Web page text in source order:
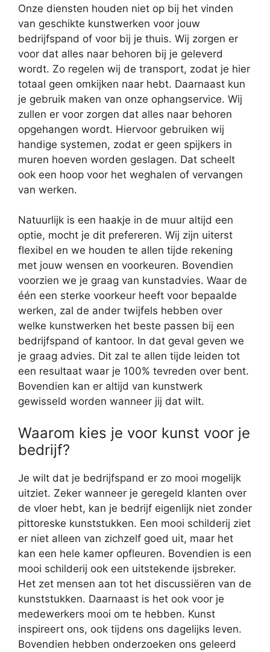
Onze diensten houden niet op bij het vinden
van geschikte kunstwerken voor jouw
bedrijfspand of voor bij je thuis. Wij zorgen er
voor dat alles naar behoren bij je geleverd
wordt. Zo regelen wij de transport, zodat je hier
totaal geen omkijken naar hebt. Daarnaast kun
je gebruik maken van onze ophangservice. Wij
zullen er voor zorgen dat alles naar behoren
opgehangen wordt. Hiervoor gebruiken wij
handige systemen, zodat er geen spijkers in
muren hoeven worden geslagen. Dat scheelt
ook een hoop voor het weghalen of vervangen
van werken.
Natuurlijk is een haakje in de muur altijd een
optie, mocht je dit prefereren. Wij zijn uiterst
flexibel en we houden te allen tijde rekening
met jouw wensen en voorkeuren. Bovendien
voorzien we je graag van kunstadvies. Waar de
één een sterke voorkeur heeft voor bepaalde
werken, zal de ander twijfels hebben over
welke kunstwerken het beste passen bij een
bedrijfspand of kantoor. In dat geval geven we
je graag advies. Dit zal te allen tijde leiden tot
een resultaat waar je 100% tevreden over bent.
Bovendien kan er altijd van kunstwerk
gewisseld worden wanneer jij dat wilt.
Waarom kies je voor kunst voor je
bedrijf?
Je wilt dat je bedrijfspand er zo mooi mogelijk
uitziet. Zeker wanneer je geregeld klanten over
de vloer hebt, kan je bedrijf eigenlijk niet zonder
pittoreske kunststukken. Een mooi schilderij ziet
er niet alleen van zichzelf goed uit, maar het
kan een hele kamer opfleuren. Bovendien is een
mooi schilderij ook een uitstekende ijsbreker.
Het zet mensen aan tot het discussiëren van de
kunststukken. Daarnaast is het ook voor je
medewerkers mooi om te hebben. Kunst
inspireert ons, ook tijdens ons dagelijks leven.
Bovendien hebben onderzoeken ons geleerd